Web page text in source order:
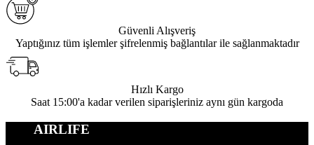
Güvenli Alışveriş
Yaptığınız tüm işlemler şifrelenmiş bağlantılar ile sağlanmaktadır
Hızlı Kargo
Saat 15:00'a kadar verilen siparişleriniz aynı gün kargoda
AIRLIFE